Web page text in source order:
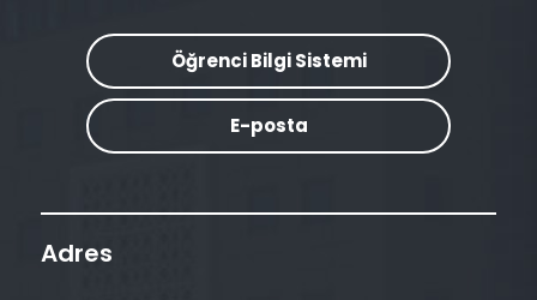
Öğrenci Bilgi Sistemi
E-posta
Adres